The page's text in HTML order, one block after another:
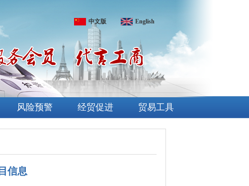
中文版 English
风险预警 经贸促进 贸易工具
信息